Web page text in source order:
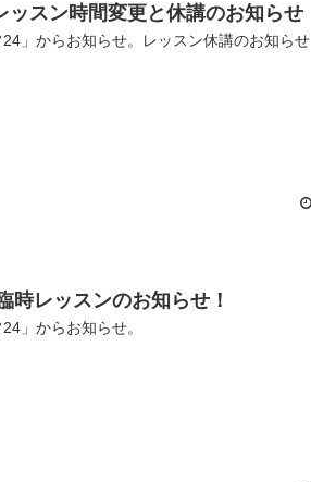
スン時間変更と休講のお知らせ
」からお知らせ。レッスン休講のお知らせ
レッスンのお知らせ！
」からお知らせ。